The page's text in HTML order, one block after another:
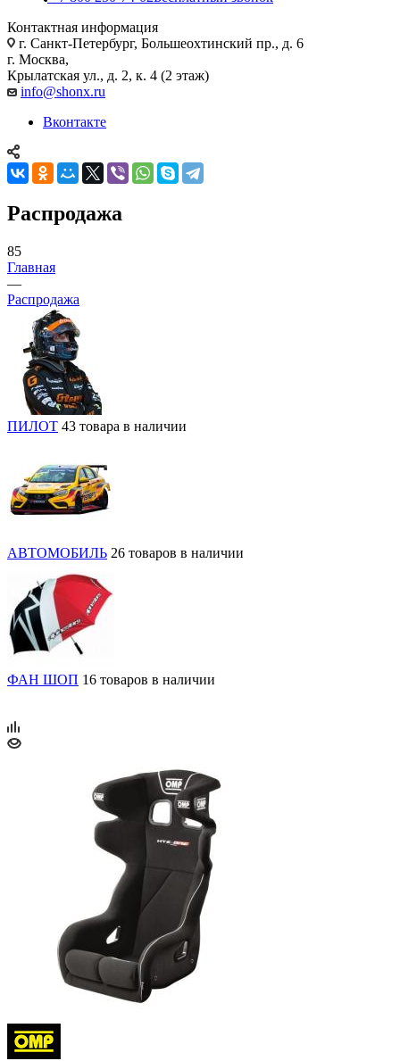
Контактная информация
г. Санкт-Петербург, Большеохтинский пр., д. 6
г. Москва,
Крылатская ул., д. 2, к. 4 (2 этаж)
info@shonx.ru
Вконтакте
Распродажа
85
Главная
—
Распродажа
ПИЛОТ 43 товара в наличии
АВТОМОБИЛЬ 26 товаров в наличии
ФАН ШОП 16 товаров в наличии